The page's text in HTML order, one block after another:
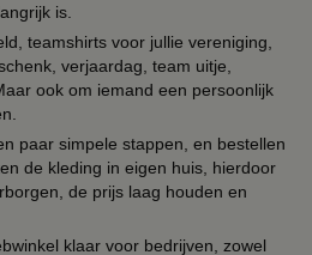
is.
teamshirts voor jullie vereniging,
verjaardag, team uitje,
ook om iemand een persoonlijk
paar simpele stappen, en bestellen
de kleding in eigen huis, hierdoor
de prijs laag houden en
klaar voor bedrijven, zowel